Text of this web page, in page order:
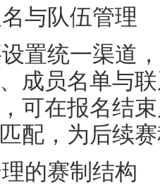
与队伍管理
置统一渠道
成员名单与
可在报名结
配，为后续
的赛制结构